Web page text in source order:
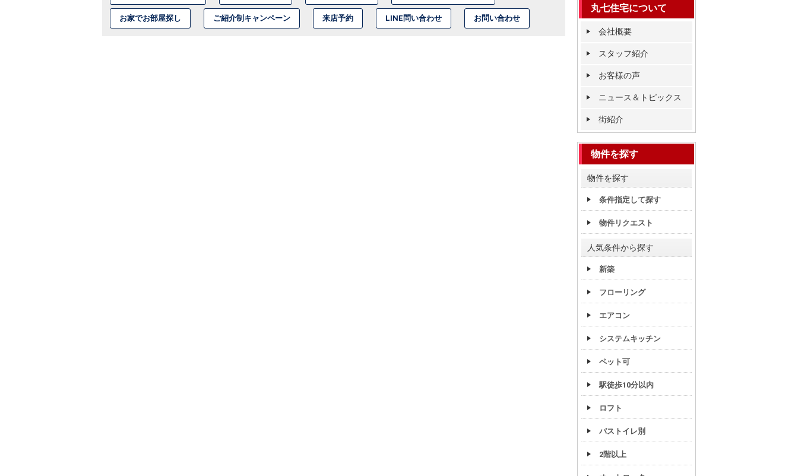
お家でお部屋探し ご紹介制キャンペーン 来店予約 LINE問い合わせ お問い合わせ
丸七住宅について
会社概要
スタッフ紹介
お客様の声
ニュース＆トピックス
街紹介
物件を探す
物件を探す
条件指定して探す
物件リクエスト
人気条件から探す
新築
フローリング
エアコン
システムキッチン
ペット可
駅徒歩10分以内
ロフト
バストイレ別
2階以上